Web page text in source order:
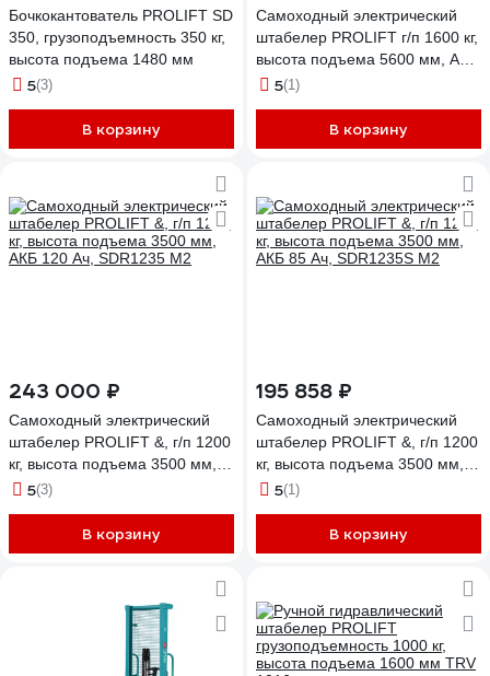
Бочкокантователь PROLIFT SD
350, грузоподъемность 350 кг,
высота подъема 1480 мм
5(3)
В корзину
Самоходный электрический
штабелер PROLIFT г/п 1600 кг,
высота подъема 5600 мм, АКБ
280 Ач, SDR1656 M2 FFL
5(1)
В корзину
243 000 ₽
Самоходный электрический
штабелер PROLIFT &, г/п 1200
кг, высота подъема 3500 мм,
АКБ 120 Ач, SDR1235 M2
5(3)
В корзину
195 858 ₽
Самоходный электрический
штабелер PROLIFT &, г/п 1200
кг, высота подъема 3500 мм,
АКБ 85 Ач, SDR1235S M2
5(1)
В корзину